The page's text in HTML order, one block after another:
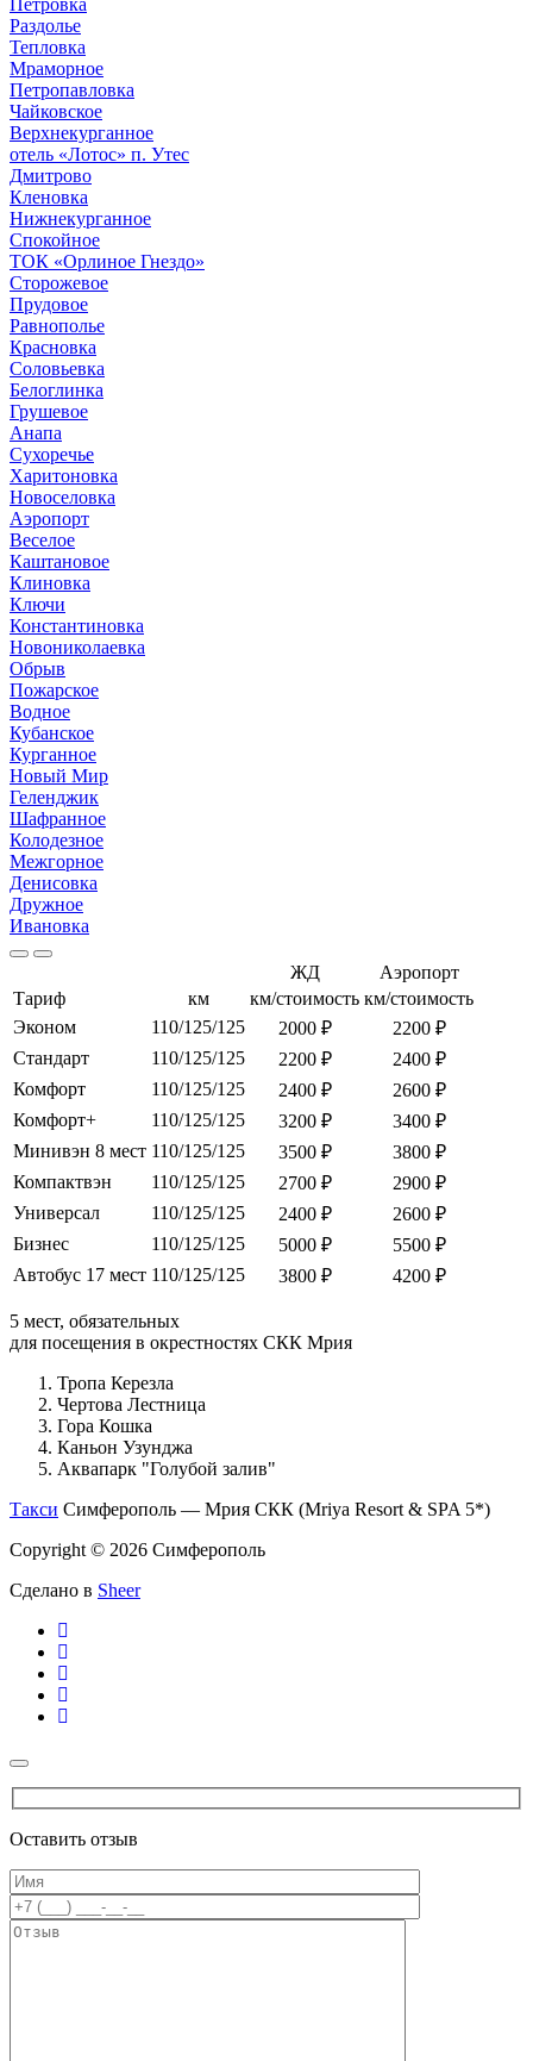
Раздолье
Тепловка
Мраморное
Петропавловка
Чайковское
Верхнекурганное
отель «Лотос» п. Утес
Дмитрово
Кленовка
Нижнекурганное
Спокойное
ТОК «Орлиное Гнездо»
Сторожевое
Прудовое
Равнополье
Красновка
Соловьевка
Белоглинка
Грушевое
Анапа
Сухоречье
Харитоновка
Новоселовка
Аэропорт
Веселое
Каштановое
Клиновка
Ключи
Константиновка
Новониколаевка
Обрыв
Пожарское
Водное
Кубанское
Курганное
Новый Мир
Геленджик
Шафранное
Колодезное
Межгорное
Денисовка
Дружное
Ивановка
ЖД
Аэропорт
Тариф
км км/стоимость км/стоимость
Эконом
110/125/125 2000 ₽
2200 ₽
Стандарт
110/125/125 2200 ₽
2400 ₽
Комфорт
110/125/125 2400 ₽
2600 ₽
Комфорт+
110/125/125 3200 ₽
3400 ₽
Минивэн 8 мест 110/125/125 3500 ₽
3800 ₽
Компактвэн
110/125/125 2700 ₽
2900 ₽
Универсал
110/125/125 2400 ₽
2600 ₽
Бизнес
110/125/125 5000 ₽
5500 ₽
Автобус 17 мест 110/125/125 3800 ₽ 4200 ₽
5 мест, обязательных
для посещения в окрестностях СКК Мрия
Тропа Керезла
Чертова Лестница
Гора Кошка
Каньон Узунджа
Аквапарк "Голубой залив"
Такси Симферополь — Мрия СКК (Mriya Resort & SPA 5*)
Copyright © 2026 Симферополь
Сделано в Sheer
Оставить отзыв